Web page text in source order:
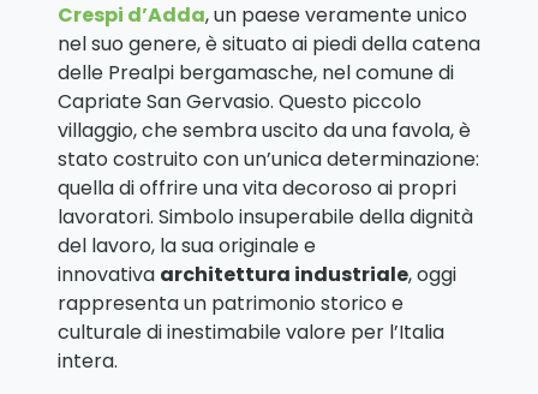
Crespi d’Adda, un paese veramente unico
nel suo genere, è situato ai piedi della catena
delle Prealpi bergamasche, nel comune di
Capriate San Gervasio. Questo piccolo
villaggio, che sembra uscito da una favola, è
stato costruito con un’unica determinazione:
quella di offrire una vita decoroso ai propri
lavoratori. Simbolo insuperabile della dignità
del lavoro, la sua originale e
innovativa architettura industriale, oggi
rappresenta un patrimonio storico e
culturale di inestimabile valore per l’Italia
intera.